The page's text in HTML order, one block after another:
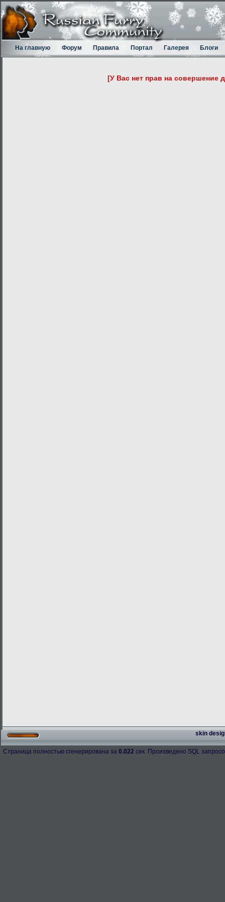
На главную Форум Правила Портал Галерея Блоги
[У Вас нет прав на совершение
skin
Страница полностью сгенерирована за 0.022 сек. Произведено SQL